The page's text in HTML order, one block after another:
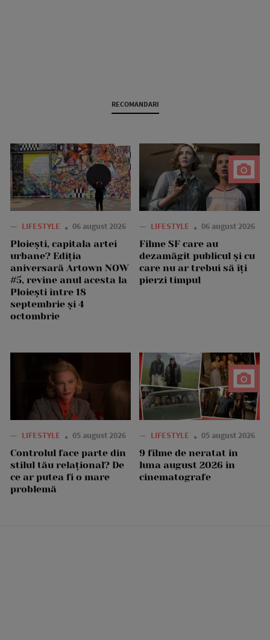
RECOMANDARI
— LIFESTYLE 06 august 2026
Ploiești, capitala artei
urbane? Ediția
aniversară Artown NOW
#5, revine anul acesta la
Ploiești între 18
septembrie și 4
octombrie
— LIFESTYLE 06 august 2026
Filme SF care au
dezamăgit publicul și cu
care nu ar trebui să îți
pierzi timpul
— LIFESTYLE 05 august 2026
Controlul face parte din
stilul tău relațional? De
ce ar putea fi o mare
problemă
— LIFESTYLE 05 august 2026
9 filme de neratat în
luna august 2026 în
cinematografe